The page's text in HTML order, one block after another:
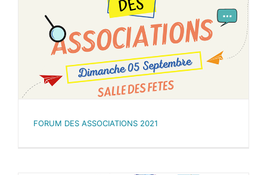
FORUM DES ASSOCIATIONS 2021